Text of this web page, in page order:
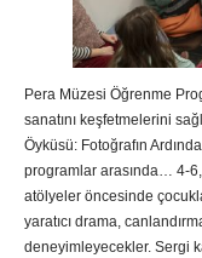
Pera Müzesi Öğrenme
sanatını keşfetmelerini
Öyküsü: Fotoğrafın
programlar arasında… 4-
atölyeler öncesinde
yaratıcı drama,
deneyimleyecekler. Sergi